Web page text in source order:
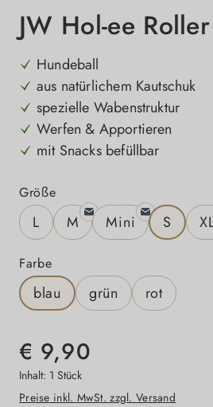
JW Hol-ee
Hundeball
aus natürlichem Kautschuk
spezielle Wabenstruktur
Werfen & Apportieren
mit Snacks befüllbar
Größeauswählen
L M Mini S
Farbeauswählen
blau grün rot
€ 9,90
Inhalt: 1 Stück
Preise inkl. MwSt. zzgl. Versand